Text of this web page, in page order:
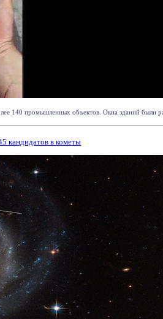
140 промышленных объектов. Окна зданий были
кандидатов в кометы